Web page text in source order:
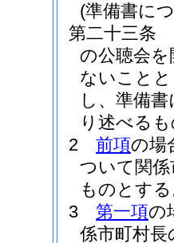
(準備書に
第二十三条
の公聴会
ないこと
し、準備
り述べる
2
前項の場
ついて関
ものとす
3
第一項の
係市町村